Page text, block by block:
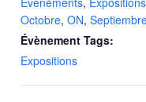
Octobre, ON,
Évènement Tags:
Expositions